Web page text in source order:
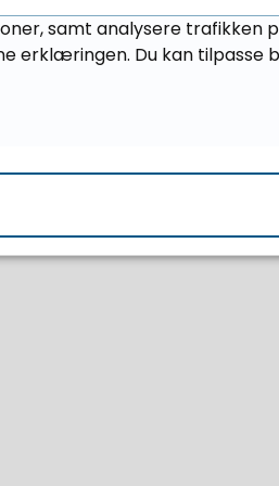
ogsamt analysere trafikken
erklæringen. Du kan tilpasse